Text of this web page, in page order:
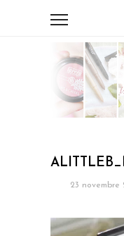
23 novembre